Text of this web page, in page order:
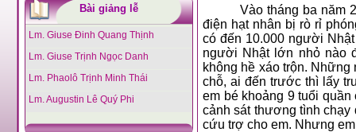
Bài giảng lễ
Lm. Giuse Đinh Quang Thịnh
Lm. Giuse Trịnh Ngọc Danh
Lm. Phaolô Trịnh Minh Thái
Lm. Augustin Lê Quý Phi
Vào tháng ba năm
điện hạt nhân bị rò rỉ
có đến 10.000 người
người Nhật lớn nhỏ nào
không hề xáo trộn.
chỗ, ai đến trước thì lấy
em bé khoảng 9 tuổi
cảnh sát thương tình chạy
cứu trợ cho em. Nhưng